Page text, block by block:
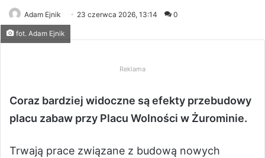
Adam Ejnik 23 czerwca 2026, 13:14 0
fot. Adam Ejnik
Reklama
Coraz bardziej widoczne są efekty przebudowy
placu zabaw przy Placu Wolności w Żurominie.
Trwają prace związane z budową nowych